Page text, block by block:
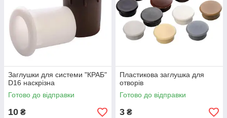
Заглушки для системи "КРАБ"
D16 наскрізна
Готово до відправки
10 ₴
Пластикова заглушка для
отворів
Готово до відправки
3 ₴